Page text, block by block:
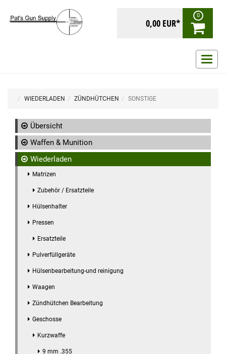
0,00 EUR*
0
ein-/
WIEDERLADEN ZÜNDHÜTCHEN SONSTIGE
Übersicht
Waffen & Munition
Wiederladen
Matrizen
Zubehör / Ersatzteile
Hülsenhalter
Pressen
Ersatzteile
Pulverfüllgeräte
Hülsenbearbeitung-und reinigung
Waagen
Zündhütchen Bearbeitung
Geschosse
Kurzwaffe
9 mm .355